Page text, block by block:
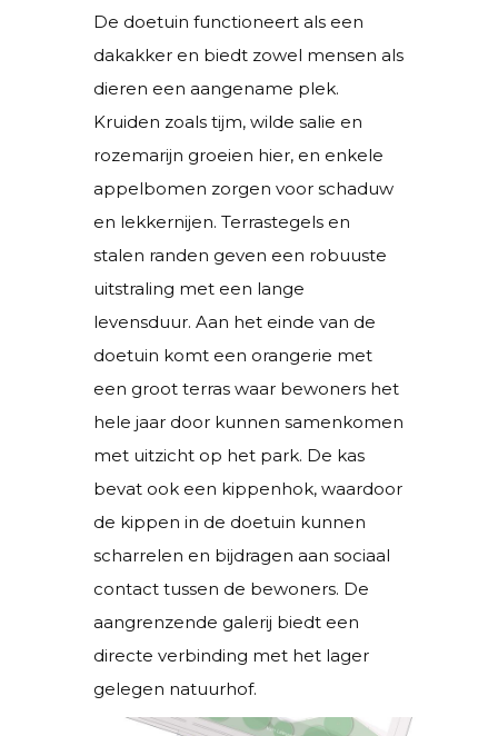
De doetuin functioneert als een
dakakker en biedt zowel mensen als
dieren een aangename plek.
Kruiden zoals tijm, wilde salie en
rozemarijn groeien hier, en enkele
appelbomen zorgen voor schaduw
en lekkernijen. Terrastegels en
stalen randen geven een robuuste
uitstraling met een lange
levensduur. Aan het einde van de
doetuin komt een orangerie met
een groot terras waar bewoners het
hele jaar door kunnen samenkomen
met uitzicht op het park. De kas
bevat ook een kippenhok, waardoor
de kippen in de doetuin kunnen
scharrelen en bijdragen aan sociaal
contact tussen de bewoners. De
aangrenzende galerij biedt een
directe verbinding met het lager
gelegen natuurhof.